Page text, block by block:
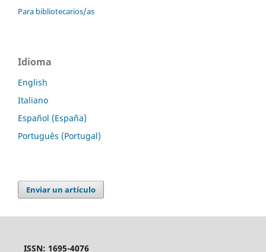
Para bibliotecarios/as
Idioma
English
Italiano
Español (España)
Português (Portugal)
Enviar un artículo
ISSN: 1695-4076